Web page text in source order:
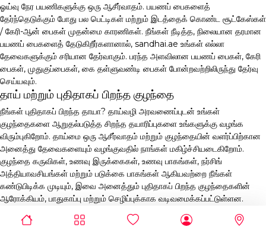
ஓய்வு நேர பயணிகளுக்கு ஒரு ஆசீர்வாதம். பயணப் பைகளைத்
தேர்ந்தெடுக்கும் போது பல பெட்டிகள் மற்றும் இடத்தைக் கொண்ட சூட்கேஸ்கள்
/ கேரி-ஆன் பைகள் முதன்மை காரணிகள். நீங்கள் நீடித்த, நிலையான தரமான
பயணப் பைகளைத் தேடுகிறீர்களானால், sandhai.ae உங்கள் எல்லா
தேவைகளுக்கும் சரியான தேர்வாகும். பரந்த அளவிலான பயணப் பைகள், கேரி
பைகள், முதுகுப்பைகள், கை தள்ளுவண்டி பைகள் போன்றவற்றிலிருந்து தேர்வு
செய்யவும்.
தாய் மற்றும் புதிதாகப் பிறந்த குழந்தை
நீங்கள் புதிதாகப் பிறந்த தாயா? தாய்வழி அரவணைப்புடன் உங்கள்
குழந்தைகளை ஆறுதல்படுத்த சிறந்த தயாரிப்புகளை உங்களுக்கு வழங்க
விரும்புகிறோம். தாய்மை ஒரு ஆசீர்வாதம் மற்றும் குழந்தையின் வளர்ப்பிற்கான
அனைத்து தேவைகளையும் வழங்குவதில் நாங்கள் மகிழ்ச்சியடைகிறோம்.
குழந்தை கருவிகள், உணவு இருக்கைகள், உணவு பாகங்கள், நர்சிங்
அத்தியாவசியங்கள் மற்றும் படுக்கை பாகங்கள் ஆகியவற்றை நீங்கள்
கண்டுபிடிக்க முடியும், இவை அனைத்தும் புதிதாகப் பிறந்த குழந்தைகளின்
ஆரோக்கியம், பாதுகாப்பு மற்றும் செழிப்புக்காக வடிவமைக்கப்பட்டுள்ளன.